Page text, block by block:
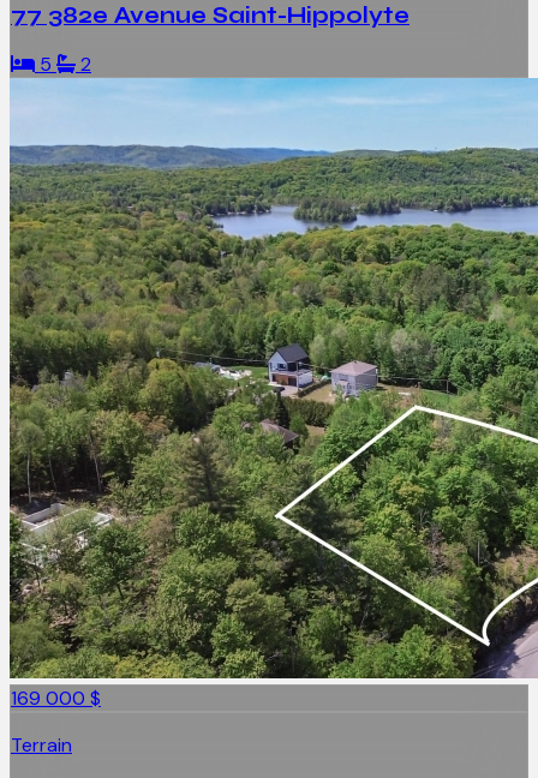
77 382e Avenue Saint-Hippolyte
5 2
169 000 $
Terrain